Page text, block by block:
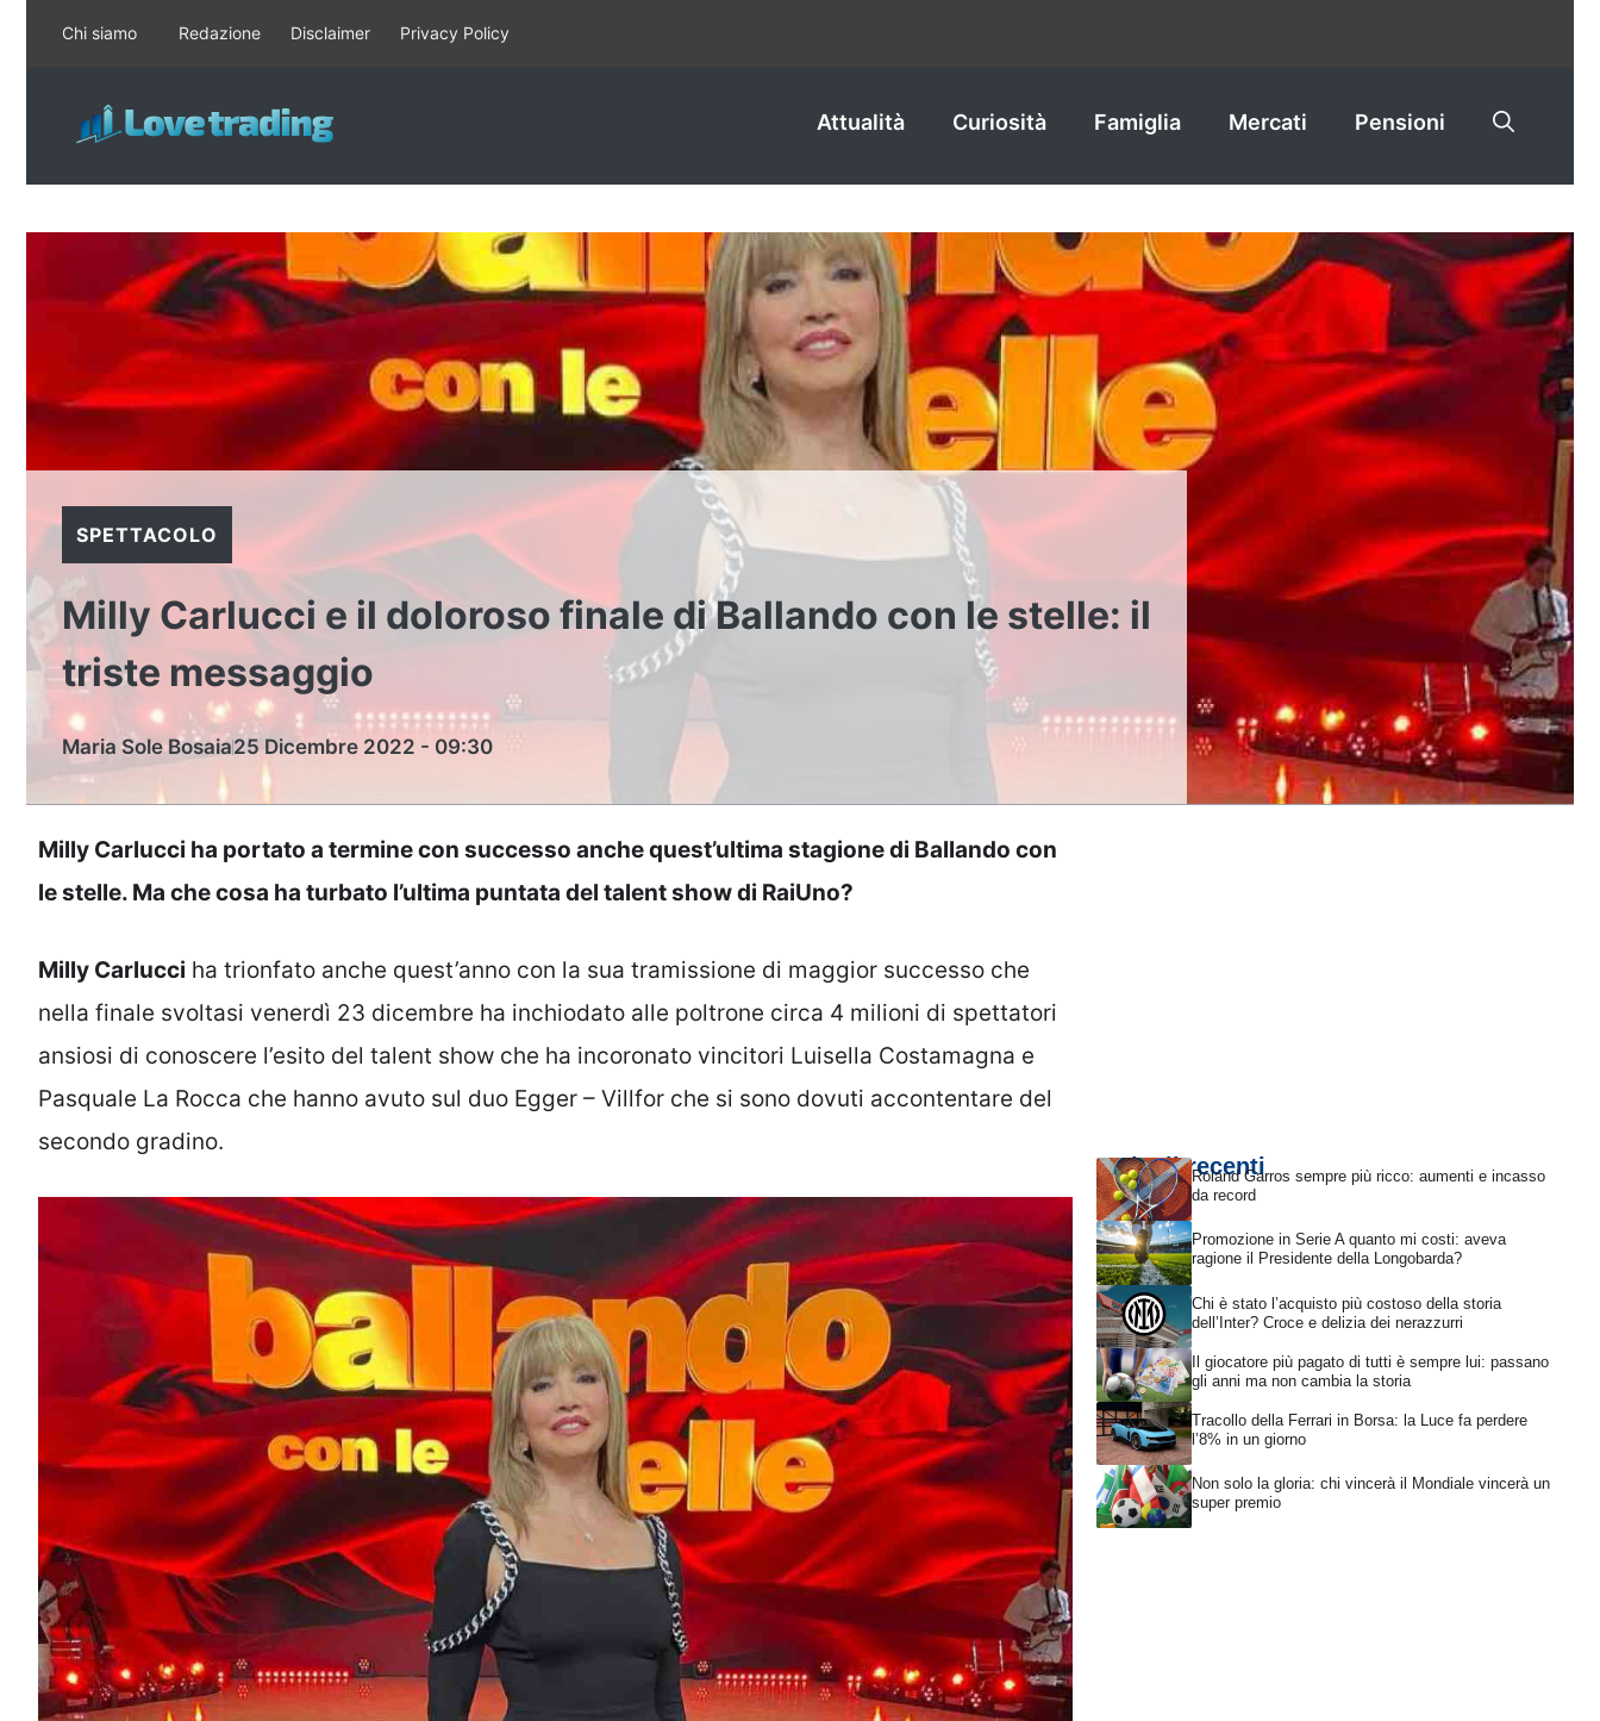
contenuto
Chi siamo Redazione Disclaimer Privacy Policy
Attualità Curiosità Famiglia Mercati Pensioni
SPETTACOLO
Milly Carlucci e il doloroso finale di Ballando con le stelle: il
triste messaggio
Maria Sole Bosaia25 Dicembre 2022 - 09:30
Milly Carlucci ha portato a termine con successo anche quest’ultima stagione di Ballando con
le stelle. Ma che cosa ha turbato l’ultima puntata del talent show di RaiUno?
Milly Carlucci ha trionfato anche quest’anno con la sua tramissione di maggior successo che
nella finale svoltasi venerdì 23 dicembre ha inchiodato alle poltrone circa 4 milioni di spettatori
ansiosi di conoscere l’esito del talent show che ha incoronato vincitori Luisella Costamagna e
Pasquale La Rocca che hanno avuto sul duo Egger – Villfor che si sono dovuti accontentare del
secondo gradino.
Articoli recentiRoland Garros sempre più ricco: aumenti e incasso
da record
Promozione in Serie A quanto mi costi: aveva
ragione il Presidente della Longobarda?
Chi è stato l’acquisto più costoso della storia
dell’Inter? Croce e delizia dei nerazzurri
Il giocatore più pagato di tutti è sempre lui: passano
gli anni ma non cambia la storia
Tracollo della Ferrari in Borsa: la Luce fa perdere
l’8% in un giorno
Non solo la gloria: chi vincerà il Mondiale vincerà un
super premio